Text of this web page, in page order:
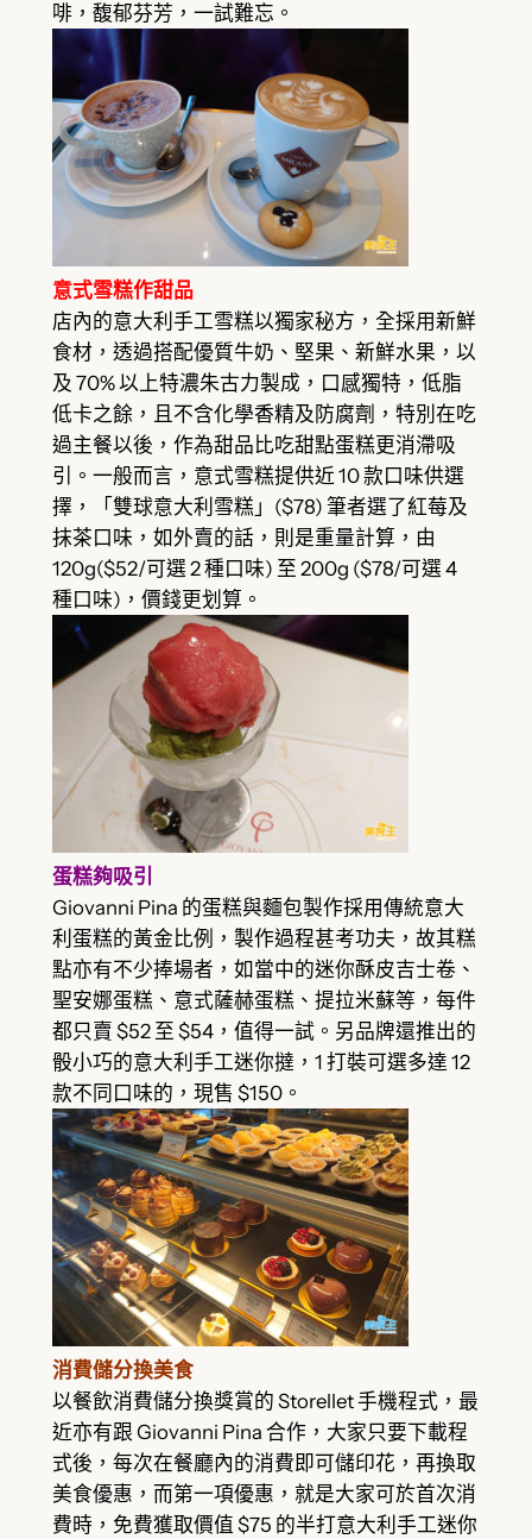
啡，馥郁芬芳，一試難忘。
意式雪糕作甜品
店內的意大利手工雪糕以獨家秘方，全採用新鮮
食材，透過搭配優質牛奶、堅果、新鮮水果，以
及 70% 以上特濃朱古力製成，口感獨特，低脂
低卡之餘，且不含化學香精及防腐劑，特別在吃
過主餐以後，作為甜品比吃甜點蛋糕更消滯吸
引。一般而言，意式雪糕提供近 10 款口味供選
擇，「雙球意大利雪糕」($78) 筆者選了紅莓及
抹茶口味，如外賣的話，則是重量計算，由
120g($52/可選 2 種口味) 至 200g ($78/可選 4
種口味)，價錢更划算。
蛋糕夠吸引
Giovanni Pina 的蛋糕與麵包製作採用傳統意大
利蛋糕的黃金比例，製作過程甚考功夫，故其糕
點亦有不少捧場者，如當中的迷你酥皮吉士卷、
聖安娜蛋糕、意式薩赫蛋糕、提拉米蘇等，每件
都只賣 $52 至 $54，值得一試。另品牌還推出的
骰小巧的意大利手工迷你撻，1 打裝可選多達 12
款不同口味的，現售 $150。
消費儲分換美食
以餐飲消費儲分換獎賞的 Storellet 手機程式，最
近亦有跟 Giovanni Pina 合作，大家只要下載程
式後，每次在餐廳內的消費即可儲印花，再換取
美食優惠，而第一項優惠，就是大家可於首次消
費時，免費獲取價值 $75 的半打意大利手工迷你